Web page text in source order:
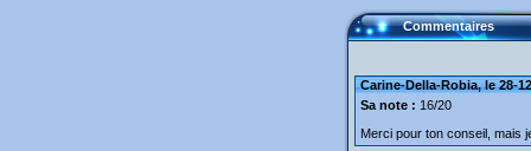
Commentaires
Carine-Della-Robia, le 28-
Sa note : 16/20
Merci pour ton conseil, mais